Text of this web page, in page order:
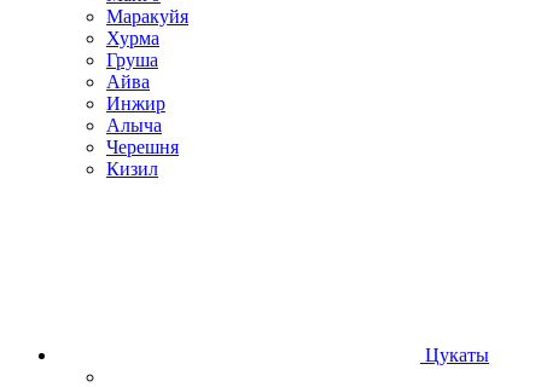
Маракуйя
Хурма
Груша
Айва
Инжир
Алыча
Черешня
Кизил
Цукаты